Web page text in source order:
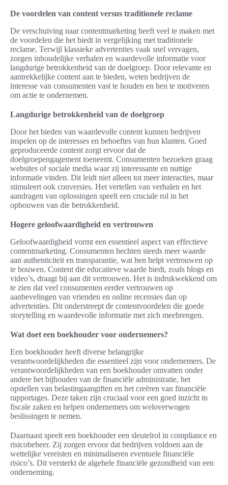
De voordelen van content versus traditionele reclame
De verschuiving naar contentmarketing heeft veel te maken met
de voordelen die het biedt in vergelijking met traditionele
reclame. Terwijl klassieke advertenties vaak snel vervagen,
zorgen inhoudelijke verhalen en waardevolle informatie voor
langdurige betrokkenheid van de doelgroep. Door relevante en
aantrekkelijke content aan te bieden, weten bedrijven de
interesse van consumenten vast te houden en hen te motiveren
om actie te ondernemen.
Langdurige betrokkenheid van de doelgroep
Door het bieden van waardevolle content kunnen bedrijven
inspelen op de interesses en behoeftes van hun klanten. Goed
geproduceerde content zorgt ervoor dat de
doelgroepengagement toeneemt. Consumenten bezoeken graag
websites of sociale media waar zij interessante en nuttige
informatie vinden. Dit leidt niet alleen tot meer interacties, maar
stimuleert ook conversies. Het vertellen van verhalen en het
aandragen van oplossingen speelt een cruciale rol in het
opbouwen van die betrokkenheid.
Hogere geloofwaardigheid en vertrouwen
Geloofwaardigheid vormt een essentieel aspect van effectieve
contentmarketing. Consumenten hechten steeds meer waarde
aan authenticiteit en transparantie, wat hen helpt vertrouwen op
te bouwen. Content die educatieve waarde biedt, zoals blogs en
video’s, draagt bij aan dit vertrouwen. Het is indrukwekkend om
te zien dat veel consumenten eerder vertrouwen op
aanbevelingen van vrienden en online recensies dan op
advertenties. Dit onderstreept de contentvoordelen die goede
storytelling en waardevolle informatie met zich meebrengen.
Wat doet een boekhouder voor ondernemers?
Een boekhouder heeft diverse belangrijke
verantwoordelijkheden die essentieel zijn voor ondernemers. De
verantwoordelijkheden van een boekhouder omvatten onder
andere het bijhouden van de financiële administratie, het
opstellen van belastingaangiften en het creëren van financiële
rapportages. Deze taken zijn cruciaal voor een goed inzicht in
fiscale zaken en helpen ondernemers om weloverwogen
beslissingen te nemen.
Daarnaast speelt een boekhouder een sleutelrol in compliance en
risicobeheer. Zij zorgen ervoor dat bedrijven voldoen aan de
wettelijke vereisten en minimaliseren eventuele financiële
risico’s. Dit versterkt de algehele financiële gezondheid van een
onderneming.